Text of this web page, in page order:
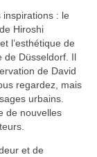
inspirations : le
Hiroshi
l’esthétique de
de Düsseldorf. Il
de David
regardez, mais
urbains.
de nouvelles
et de